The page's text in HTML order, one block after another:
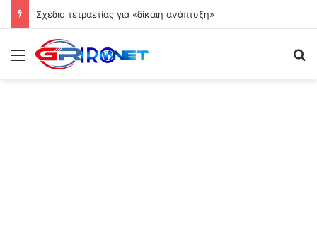
Σχέδιο τετραετίας για «δίκαιη ανάπτυξη»
Μενού